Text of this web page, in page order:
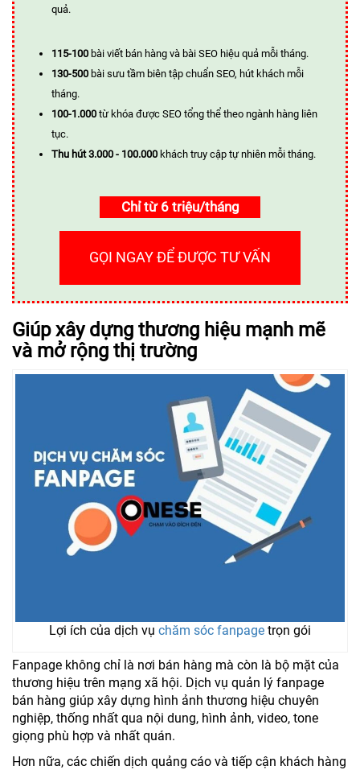
quả.
115-100 bài viết bán hàng và bài SEO hiệu quả mỗi tháng.
130-500 bài sưu tầm biên tập chuẩn SEO, hút khách mỗi
tháng.
100-1.000 từ khóa được SEO tổng thể theo ngành hàng liên
tục.
Thu hút 3.000 - 100.000 khách truy cập tự nhiên mỗi tháng.
Chỉ từ 6 triệu/tháng
GỌI NGAY ĐỂ ĐƯỢC TƯ VẤN
Giúp xây dựng thương hiệu mạnh mẽ
và mở rộng thị trường
Lợi ích của dịch vụ chăm sóc fanpage trọn gói
Fanpage không chỉ là nơi bán hàng mà còn là bộ mặt của
thương hiệu trên mạng xã hội. Dịch vụ quản lý fanpage
bán hàng giúp xây dựng hình ảnh thương hiệu chuyên
nghiệp, thống nhất qua nội dung, hình ảnh, video, tone
giọng phù hợp và nhất quán.
Hơn nữa, các chiến dịch quảng cáo và tiếp cận khách hàng